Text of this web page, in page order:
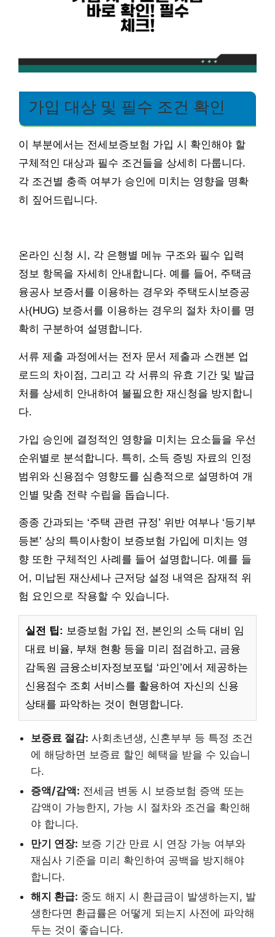
가입 대상 및 필수 조건 확인
이 부분에서는 전세보증보험 가입 시 확인해야 할
구체적인 대상과 필수 조건들을 상세히 다룹니다.
각 조건별 충족 여부가 승인에 미치는 영향을 명확
히 짚어드립니다.
온라인 신청 시, 각 은행별 메뉴 구조와 필수 입력
정보 항목을 자세히 안내합니다. 예를 들어, 주택금
융공사 보증서를 이용하는 경우와 주택도시보증공
사(HUG) 보증서를 이용하는 경우의 절차 차이를 명
확히 구분하여 설명합니다.
서류 제출 과정에서는 전자 문서 제출과 스캔본 업
로드의 차이점, 그리고 각 서류의 유효 기간 및 발급
처를 상세히 안내하여 불필요한 재신청을 방지합니
다.
가입 승인에 결정적인 영향을 미치는 요소들을 우선
순위별로 분석합니다. 특히, 소득 증빙 자료의 인정
범위와 신용점수 영향도를 심층적으로 설명하여 개
인별 맞춤 전략 수립을 돕습니다.
종종 간과되는 ‘주택 관련 규정’ 위반 여부나 ‘등기부
등본’ 상의 특이사항이 보증보험 가입에 미치는 영
향 또한 구체적인 사례를 들어 설명합니다. 예를 들
어, 미납된 재산세나 근저당 설정 내역은 잠재적 위
험 요인으로 작용할 수 있습니다.
실전 팁: 보증보험 가입 전, 본인의 소득 대비 임
대료 비율, 부채 현황 등을 미리 점검하고, 금융
감독원 금융소비자정보포털 ‘파인’에서 제공하는
신용점수 조회 서비스를 활용하여 자신의 신용
상태를 파악하는 것이 현명합니다.
보증료 절감: 사회초년생, 신혼부부 등 특정 조건
에 해당하면 보증료 할인 혜택을 받을 수 있습니
다.
증액/감액: 전세금 변동 시 보증보험 증액 또는
감액이 가능한지, 가능 시 절차와 조건을 확인해
야 합니다.
만기 연장: 보증 기간 만료 시 연장 가능 여부와
재심사 기준을 미리 확인하여 공백을 방지해야
합니다.
해지 환급: 중도 해지 시 환급금이 발생하는지, 발
생한다면 환급률은 어떻게 되는지 사전에 파악해
두는 것이 좋습니다.